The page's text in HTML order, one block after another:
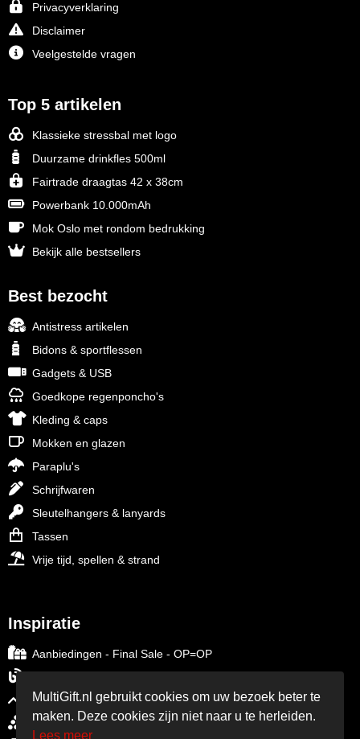
Privacyverklaring
Disclaimer
Veelgestelde vragen
Top 5 artikelen
Klassieke stressbal met logo
Duurzame drinkfles 500ml
Fairtrade draagtas 42 x 38cm
Powerbank 10.000mAh
Mok Oslo met rondom bedrukking
Bekijk alle bestsellers
Best bezocht
Antistress artikelen
Bidons & sportflessen
Gadgets & USB
Goedkope regenponcho's
Kleding & caps
Mokken en glazen
Paraplu's
Schrijfwaren
Sleutelhangers & lanyards
Tassen
Vrije tijd, spellen & strand
Inspiratie
Aanbiedingen - Final Sale - OP=OP
Trends in relatiegeschenken
Relatiegeschenken per thema
MultiGift.nl gebruikt cookies om uw bezoek beter te
maken. Deze cookies zijn niet naar u te herleiden.
Lees meer